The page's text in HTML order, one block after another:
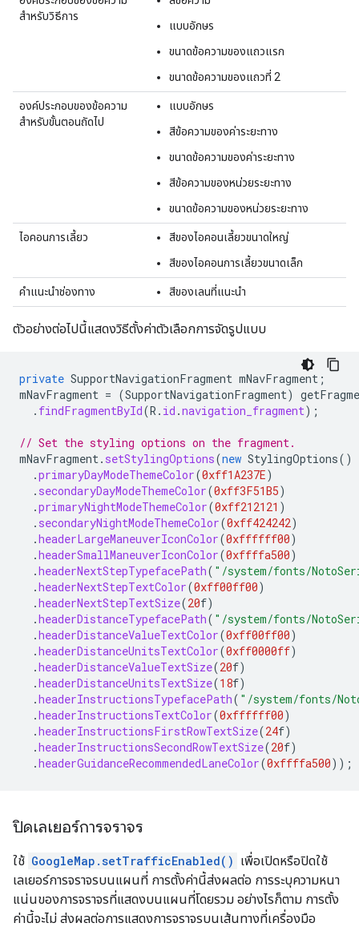
สำหรับวิธีการ
แบบอักษร
ขนาดข้อความของแถวแรก
ขนาดข้อความของแถวที่ 2
องค์ประกอบของข้อความ
สำหรับขั้นตอนถัดไป
แบบอักษร
สีข้อความของค่าระยะทาง
ขนาดข้อความของค่าระยะทาง
สีข้อความของหน่วยระยะทาง
ขนาดข้อความของหน่วยระยะทาง
ไอคอนการเลี้ยว
สีของไอคอนเลี้ยวขนาดใหญ่
สีของไอคอนการเลี้ยวขนาดเล็ก
คำแนะนำช่องทาง สีของเลนที่แนะนำ
ตัวอย่างต่อไปนี้แสดงวิธีตั้งค่าตัวเลือกการจัดรูปแบบ
private SupportNavigationFragment mNavFragment ;
mNavFragment = (SupportNavigationFragment)
. findFragmentById(R . id .navigation_fragment);
// Set the styling options on the fragment.
mNavFragment . setStylingOptions(new StylingOptions()
.primaryDayModeThemeColor(0xff1A237E)
. secondaryDayModeThemeColor(0xff3F51B5)
.primaryNightModeThemeColor(0xff212121 )
. secondaryNightModeThemeColor(0xff424242)
.headerLargeManeuverIconColor(0xffffff00)
.headerSmallManeuverIconColor(0xffffa500)
.headerNextStepTypefacePath( "/system/fonts/
.headerNextStepTextColor(0xff00ff00)
.headerNextStepTextSize(20f)
.headerDistanceTypefacePath( "/system/fonts/
.headerDistanceValueTextColor(0xff00ff00)
.headerDistanceUnitsTextColor(0xff0000ff)
.headerDistanceValueTextSize(20f)
.headerDistanceUnitsTextSize(18f)
.headerInstructionsTypefacePath( "/system/fonts/
.headerInstructionsTextColor(0xffffff00)
.headerInstructionsFirstRowTextSize(24f)
.headerInstructionsSecondRowTextSize(20f)
.headerGuidanceRecommendedLaneColor(0xffffa500));
ปิดเลเยอร์การจราจร
ใช้ GoogleMap.setTrafficEnabled() เพื่อเปิดหรือปิดใช้
เลเยอร์การจราจรบนแผนที่ การตั้งค่านี้ส่งผลต่อ การระบุความหนา
แน่นของการจราจรที่แสดงบนแผนที่โดยรวม อย่างไรก็ตาม การตั้ง
ค่านี้จะไม่ ส่งผลต่อการแสดงการจราจรบนเส้นทางที่เครื่องมือ